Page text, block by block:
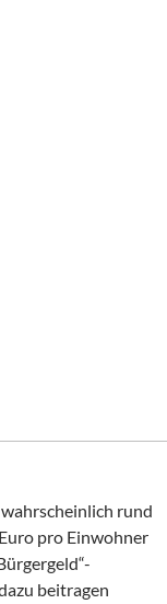
rund
pro Einwohner
beitragen